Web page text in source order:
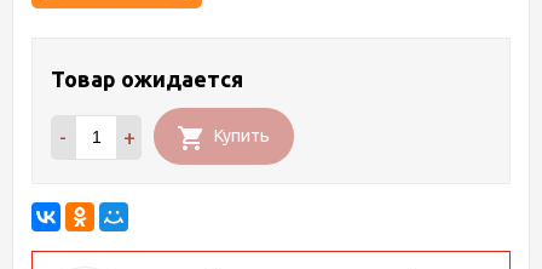
Товар ожидается
- + Купить